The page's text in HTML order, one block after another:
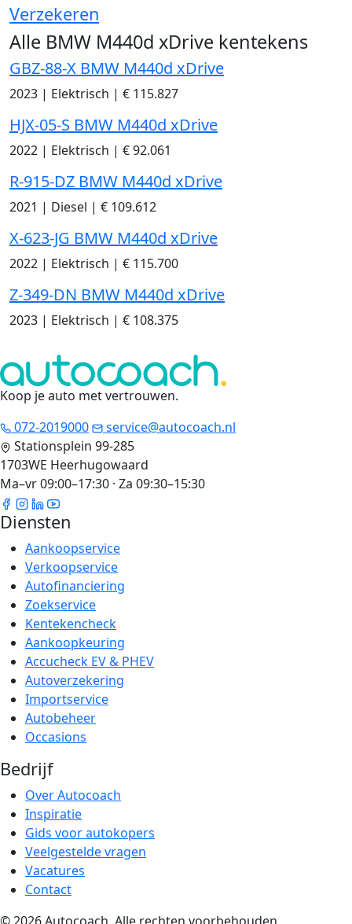
Verzekeren
Alle BMW M440d xDrive kentekens
GBZ-88-X BMW M440d xDrive
2023 | Elektrisch | € 115.827
HJX-05-S BMW M440d xDrive
2022 | Elektrisch | € 92.061
R-915-DZ BMW M440d xDrive
2021 | Diesel | € 109.612
X-623-JG BMW M440d xDrive
2022 | Elektrisch | € 115.700
Z-349-DN BMW M440d xDrive
2023 | Elektrisch | € 108.375
Koop je auto met vertrouwen.
072-2019000
service@autocoach.nl
Stationsplein 99-285
1703WE Heerhugowaard
Ma–vr 09:00–17:30 · Za 09:30–15:30
Diensten
Aankoopservice
Verkoopservice
Autofinanciering
Zoekservice
Kentekencheck
Aankoopkeuring
Accucheck EV & PHEV
Autoverzekering
Importservice
Autobeheer
Occasions
Bedrijf
Over Autocoach
Inspiratie
Gids voor autokopers
Veelgestelde vragen
Vacatures
Contact